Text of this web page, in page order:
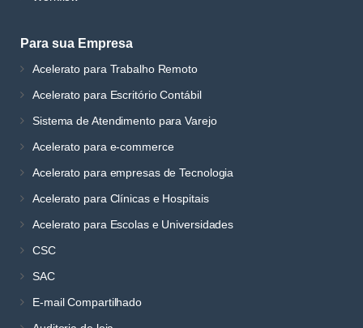
Para sua Empresa
Acelerato para Trabalho Remoto
Acelerato para Escritório Contábil
Sistema de Atendimento para Varejo
Acelerato para e-commerce
Acelerato para empresas de Tecnologia
Acelerato para Clínicas e Hospitais
Acelerato para Escolas e Universidades
CSC
SAC
E-mail Compartilhado